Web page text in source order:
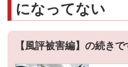
になってない
【風評被害編】の続きで